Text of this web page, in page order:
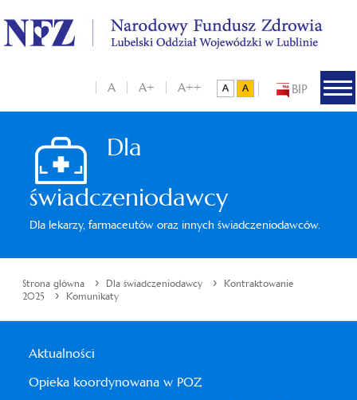
BIP
A A+ A++
Dla
świadczeniodawcy
Dla lekarzy, farmaceutów oraz innych świadczeniodawców.
Strona główna › Dla świadczeniodawcy › Kontraktowanie
2025
› Komunikaty
Aktualności
Opieka koordynowana w POZ